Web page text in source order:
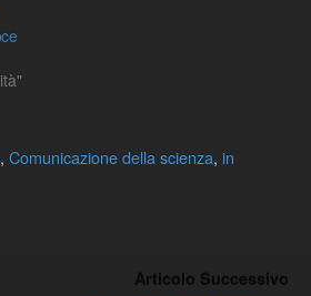
, Comunicazione della scienza, in
Articolo Successivo